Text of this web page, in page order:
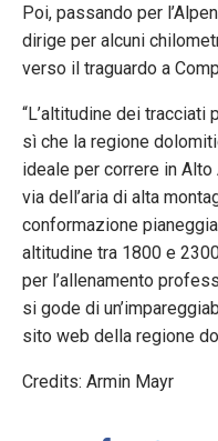
Poi, passando per
dirige per alcuni
verso il traguardo a
“L’altitudine dei
sì che la regione
ideale per correre in
via dell’aria di alta
conformazione
altitudine tra 1800 e
per l’allenamento
si gode di
sito web della regione
Credits: Armin Mayr